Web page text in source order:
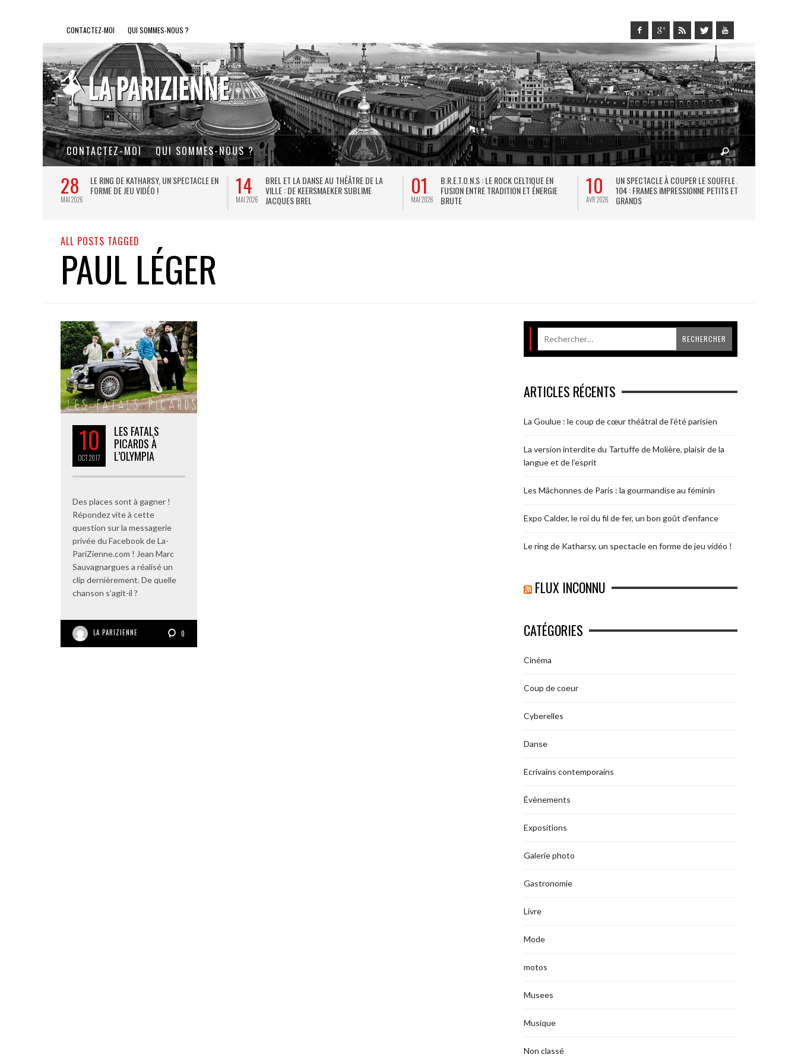
CONTACTEZ-MOI QUI SOMMES-NOUS ?
CONTACTEZ-MOI QUI SOMMES-NOUS ?
28
MAI 2026
LE RING DE KATHARSY, UN SPECTACLE EN
FORME DE JEU VIDÉO !
14
MAI 2026
BREL ET LA DANSE AU THÉÂTRE DE LA
VILLE : DE KEERSMAEKER SUBLIME
JACQUES BREL
01
MAI 2026
B.R.E.T.O.N.S : LE ROCK CELTIQUE EN
FUSION ENTRE TRADITION ET ÉNERGIE
BRUTE
10
AVR 2026
UN SPECTACLE À COUPER LE SOUFFLE AU
104 : FRAMES IMPRESSIONNE PETITS ET
GRANDS
ALL POSTS TAGGED
PAUL LÉGER
10
OCT2017
LES FATALS
PICARDS À
L’OLYMPIA
Des places sont à gagner !
Répondez vite à cette
question sur la messagerie
privée du Facebook de La-
PariZienne.com ! Jean Marc
Sauvagnargues a réalisé un
clip dernièrement. De quelle
chanson s’agit-il ?
LA PARIZIENNE 0
ARTICLES RÉCENTS
La Goulue : le coup de cœur théâtral de l’été parisien
La version interdite du Tartuffe de Molière, plaisir de la
langue et de l’esprit
Les Mâchonnes de Paris : la gourmandise au féminin
Expo Calder, le roi du fil de fer, un bon goût d’enfance
Le ring de Katharsy, un spectacle en forme de jeu vidéo !
FLUX INCONNU
CATÉGORIES
Cinéma
Coup de coeur
Cyberelles
Danse
Ecrivains contemporains
Évènements
Expositions
Galerie photo
Gastronomie
Livre
Mode
motos
Musees
Musique
Non classé